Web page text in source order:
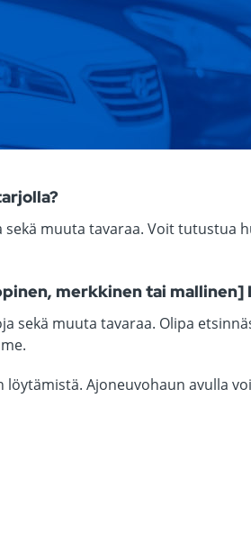
muuta tavaraa. Voit tutustua
merkkinen tai
sekä muuta tavaraa. Olipa
Ajoneuvohaun avulla